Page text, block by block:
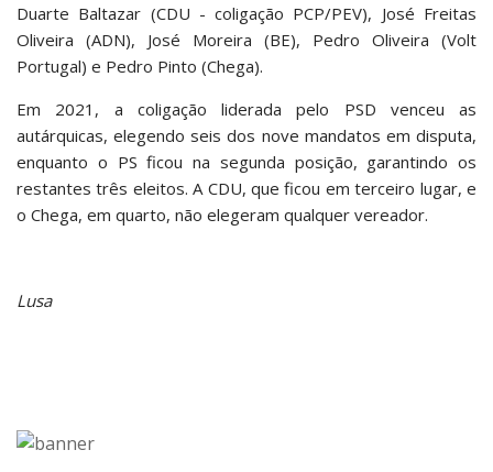
Duarte Baltazar (CDU - coligação PCP/PEV), José Freitas
Oliveira (ADN), José Moreira (BE), Pedro Oliveira (Volt
Portugal) e Pedro Pinto (Chega).
Em 2021, a coligação liderada pelo PSD venceu as
autárquicas, elegendo seis dos nove mandatos em disputa,
enquanto o PS ficou na segunda posição, garantindo os
restantes três eleitos. A CDU, que ficou em terceiro lugar, e
o Chega, em quarto, não elegeram qualquer vereador.
Lusa